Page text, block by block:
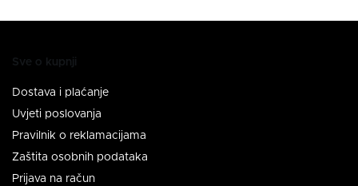
Sve o kupnji
Dostava i plaćanje
Uvjeti poslovanja
Pravilnik o reklamacijama
Zaštita osobnih podataka
Prijava na račun